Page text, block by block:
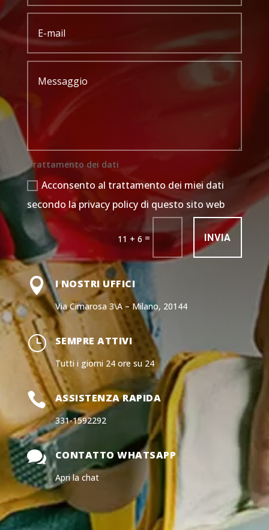
Trattamento dei dati
Acconsento al trattamento dei miei dati
secondo la privacy policy di questo sito web
11 + 6 = INVIA
 I NOSTRI UFFICI
Via Cimarosa 3\A – Milano, 20144
} SEMPRE ATTIVI
Tutti i giorni 24 ore su 24
 ASSISTENZA RAPIDA
331-1592292
 CONTATTO WHATSAPP
Apri la chat